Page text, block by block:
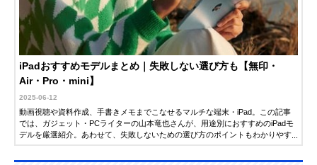
iPadおすすめモデルまとめ｜失敗しない選び方も【無印・
Air・Pro・mini】
2025-06-12
動画視聴や資料作成、手書きメモまでこなせるマルチな端末・iPad。この記事
では、ガジェット・PCライターの山本竜也さんが、用途別におすすめのiPadモ
デルを厳選紹介。あわせて、失敗しないための選び方のポイントもわかりやす